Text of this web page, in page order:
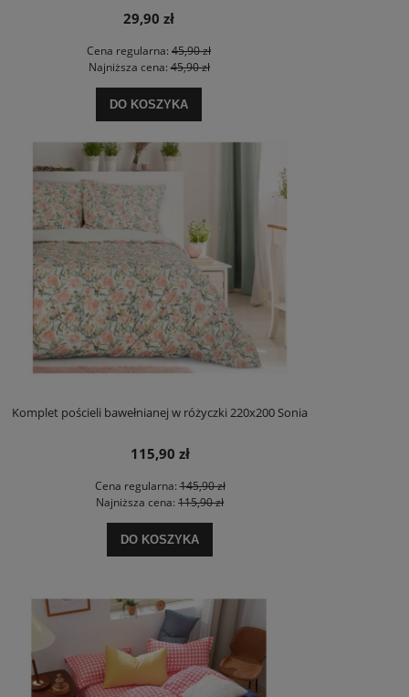
29,90 zł
Cena regularna: 45,90 zł
Najniższa cena:45,90 zł
DO KOSZYKA
Komplet pościeli bawełnianej w różyczki 220x200 Sonia
115,90 zł
Cena regularna:145,90 zł
Najniższa cena: 115,90 zł
DO KOSZYKA